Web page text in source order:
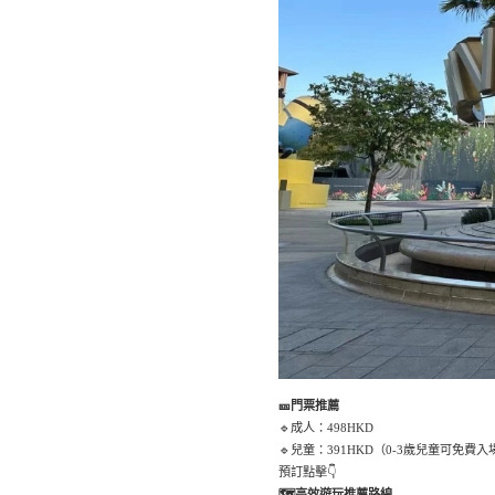
🎫門票推薦
🔹成人：498HKD
🔹兒童：391HKD（0-3歲兒童可免費入
預訂點擊👇